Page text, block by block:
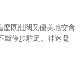
麼既壯闊又優美地交會
斷停步駐足、神迷凝